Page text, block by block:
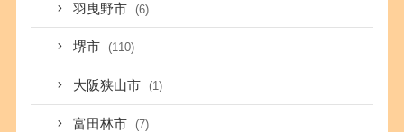
羽曳野市 (6)
堺市 (110)
大阪狭山市 (1)
富田林市 (7)